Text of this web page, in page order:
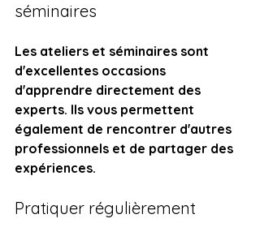
séminaires
Les ateliers et séminaires sont
d'excellentes occasions
d'apprendre directement des
experts. Ils vous permettent
également de rencontrer d'autres
professionnels et de partager des
expériences.
Pratiquer régulièrement